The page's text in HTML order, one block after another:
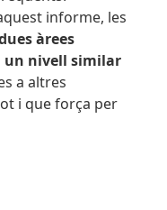
informe, les
àrees
un nivell similar
a altres
i que força per